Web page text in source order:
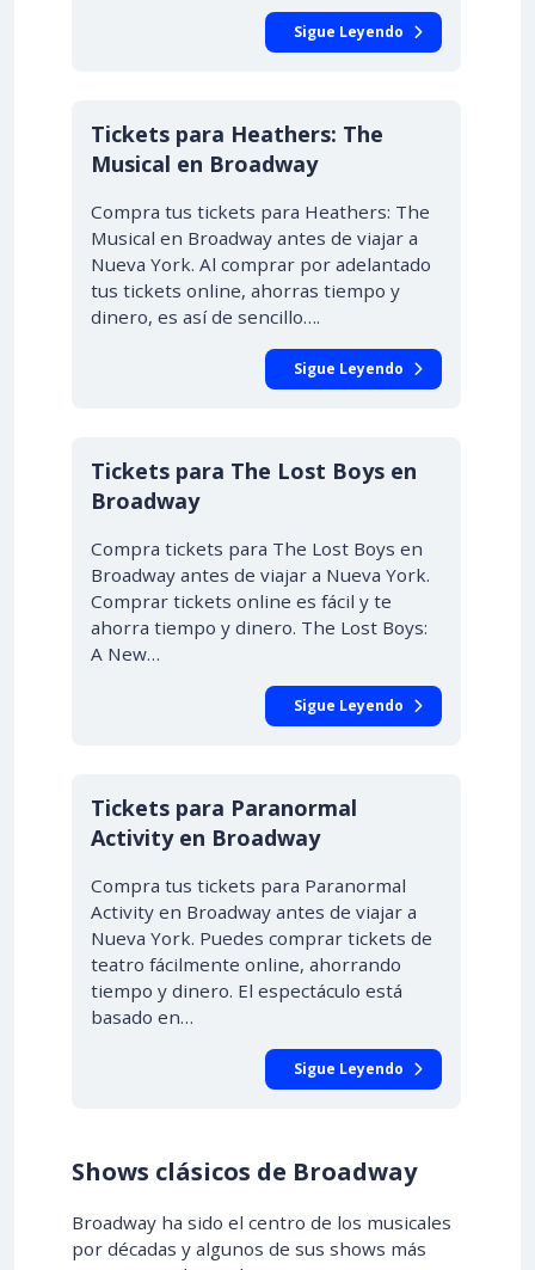
Sigue Leyendo
Tickets para Heathers: The
Musical en Broadway
Compra tus tickets para Heathers: The
Musical en Broadway antes de viajar a
Nueva York. Al comprar por adelantado
tus tickets online, ahorras tiempo y
dinero, es así de sencillo….
Sigue Leyendo
Tickets para The Lost Boys en
Broadway
Compra tickets para The Lost Boys en
Broadway antes de viajar a Nueva York.
Comprar tickets online es fácil y te
ahorra tiempo y dinero. The Lost Boys:
A New…
Sigue Leyendo
Tickets para Paranormal
Activity en Broadway
Compra tus tickets para Paranormal
Activity en Broadway antes de viajar a
Nueva York. Puedes comprar tickets de
teatro fácilmente online, ahorrando
tiempo y dinero. El espectáculo está
basado en…
Sigue Leyendo
Shows clásicos de Broadway
Broadway ha sido el centro de los musicales
por décadas y algunos de sus shows más